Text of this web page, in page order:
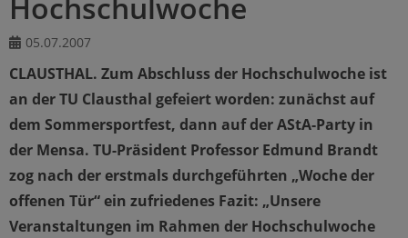
05.07.2007
CLAUSTHAL. Zum Abschluss der Hochschulwoche ist
an der TU Clausthal gefeiert worden: zunächst auf
dem Sommersportfest, dann auf der AStA-Party in
der Mensa. TU-Präsident Professor Edmund Brandt
zog nach der erstmals durchgeführten „Woche der
offenen Tür“ ein zufriedenes Fazit: „Unsere
Veranstaltungen im Rahmen der Hochschulwoche